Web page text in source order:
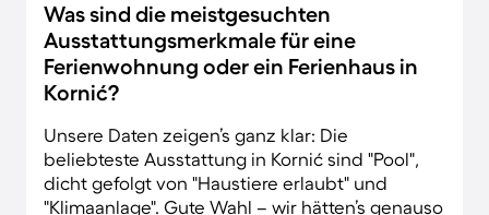
Was sind die meistgesuchten
Ausstattungsmerkmale für eine
Ferienwohnung oder ein Ferienhaus in
Kornić?
Unsere Daten zeigen’s ganz klar: Die
beliebteste Ausstattung in Kornić sind "Pool",
dicht gefolgt von "Haustiere erlaubt" und
"Klimaanlage". Gute Wahl – wir hätten’s genauso